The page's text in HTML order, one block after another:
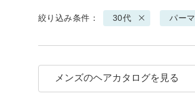
絞り込み条件： 30代 パーマ
メンズのヘアカタログを見る